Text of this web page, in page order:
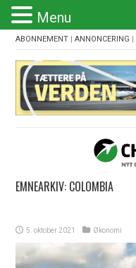
ABONNEMENT |ANNONCERING |
EMNEARKIV: COLOMBIA
5. oktober 2021 Økonomi
Menu